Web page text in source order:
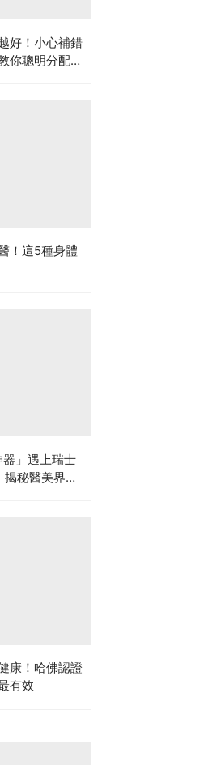
好！小心補錯
你聰明分配三
！這5種身體
」遇上瑞士
秘醫美界悄
康！哈佛認證
有效